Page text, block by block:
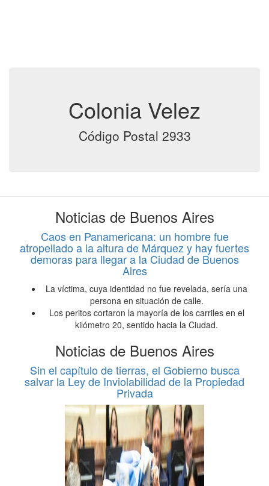
Colonia Velez
Código Postal 2933
Noticias de Buenos Aires
Caos en Panamericana: un hombre fue
atropellado a la altura de Márquez y hay fuertes
demoras para llegar a la Ciudad de Buenos
Aires
La víctima, cuya identidad no fue revelada, sería una
persona en situación de calle.
Los peritos cortaron la mayoría de los carriles en el
kilómetro 20, sentido hacia la Ciudad.
Noticias de Buenos Aires
Sin el capítulo de tierras, el Gobierno busca
salvar la Ley de Inviolabilidad de la Propiedad
Privada